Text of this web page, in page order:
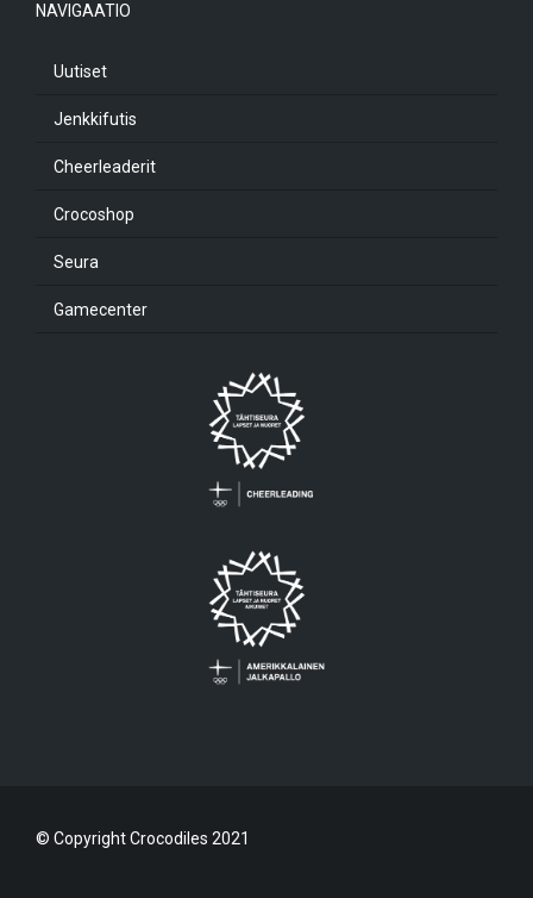
NAVIGAATIO
Uutiset
Jenkkifutis
Cheerleaderit
Crocoshop
Seura
Gamecenter
© Copyright Crocodiles 2021